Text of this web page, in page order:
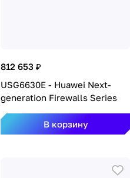
812 653 ₽
USG6630E - Huawei Next-
generation Firewalls Series
В корзину